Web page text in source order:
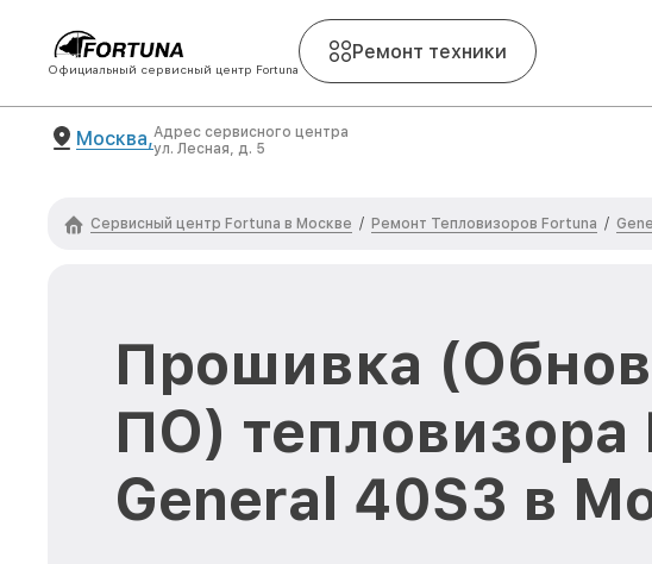
Официальный сервисный центр Fortuna
Ремонт техники
Москва,Адрес сервисного центра
ул. Лесная, д. 5
Сервисный центр Fortuna в Москве / Ремонт Тепловизоров Fortuna /
Прошивка
ПО) тепловизора
General 40S3 в